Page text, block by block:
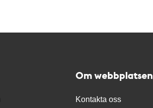
Om webbplatsen
Kontakta oss